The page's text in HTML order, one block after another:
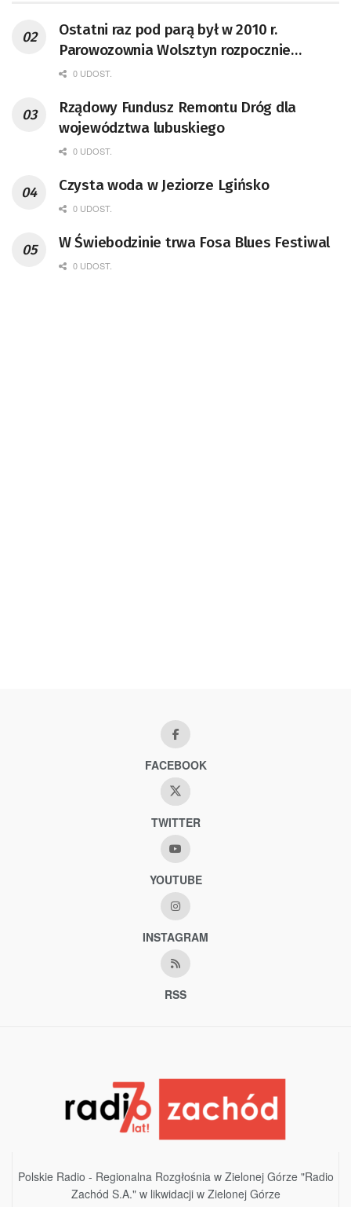
Ostatni raz pod parą był w 2010 r.
Parowozownia Wolsztyn rozpocznie
remont unikatowego Tr5-65
0 UDOST.
Rządowy Fundusz Remontu Dróg dla
województwa lubuskiego
0 UDOST.
Czysta woda w Jeziorze Lgińsko
0 UDOST.
W Świebodzinie trwa Fosa Blues Festiwal
0 UDOST.
FACEBOOK
TWITTER
YOUTUBE
INSTAGRAM
RSS
Polskie Radio - Regionalna Rozgłośnia w Zielonej Górze "Radio
Zachód S.A." w likwidacji w Zielonej Górze